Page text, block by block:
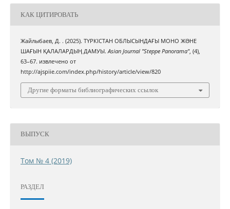
КАК ЦИТИРОВАТЬ
Жайлыбаев, Д. . (2025). ТҮРКІСТАН ОБЛЫСЫНДАҒЫ МОНО ЖƏНЕ
ШАҒЫН ҚАЛАЛАРДЫҢ ДАМУЫ.Asian Journal "Steppe Panorama", (4),
63–67. извлечено от
http://ajspiie.com/index.php/history/article/view/820
Другие форматы библиографических ссылок
ВЫПУСК
Том № 4 (2019)
РАЗДЕЛ